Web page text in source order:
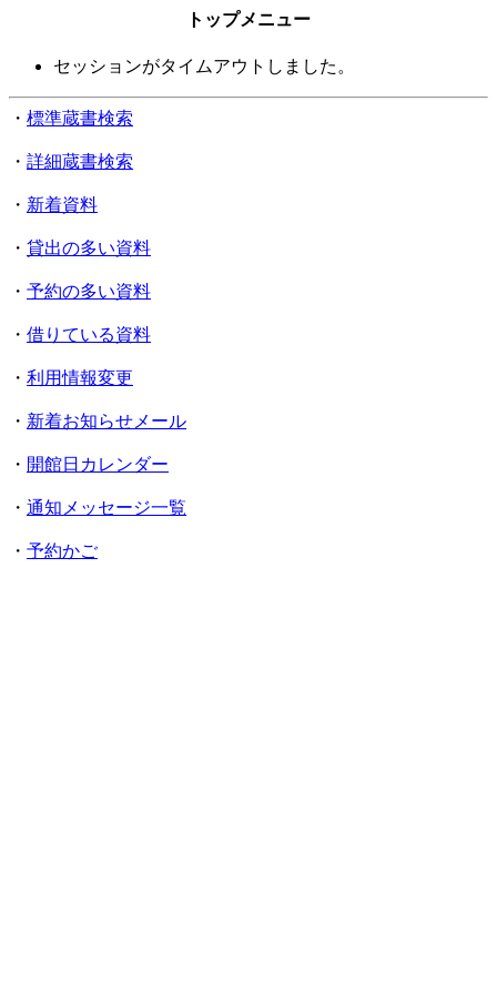
トップメニュー
セッションがタイムアウトしました。
・ 標準蔵書検索
・ 詳細蔵書検索
・ 新着資料
・ 貸出の多い資料
・ 予約の多い資料
・ 借りている資料
・ 利用情報変更
・ 新着お知らせメール
・ 開館日カレンダー
・ 通知メッセージ一覧
・ 予約かご